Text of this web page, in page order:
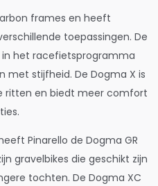
frames en heeft
toepassingen. De
het racefietsprogramma
stijfheid. De Dogma X is
ritten en biedt meer comfort
Pinarello de Dogma GR
gravelbikes die geschikt zijn
tochten. De Dogma XC